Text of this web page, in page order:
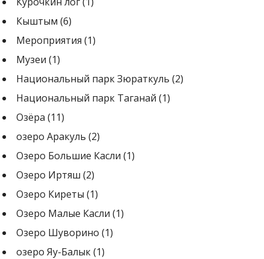
Кыштым (6)
Мероприятия (1)
Музеи (1)
Национальный парк Зюраткуль (2)
Национальный парк Таганай (1)
Озёра (11)
озеро Аракуль (2)
Озеро Большие Касли (1)
Озеро Иртяш (2)
Озеро Киреты (1)
Озеро Малые Касли (1)
Озеро Шуворино (1)
озеро Яу-Балык(1)